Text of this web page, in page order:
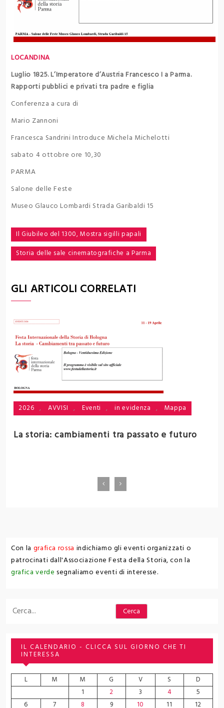
LOCANDINA
Luglio 1825. L’Imperatore d’Austria Francesco I a Parma.
Rapporti pubblici e privati tra padre e figlia
Conferenza a cura di
Mario Zannoni
Francesca Sandrini Introduce Michela Michelotti
sabato 4 ottobre ore 10,30
PARMA
Salone delle Feste
Museo Glauco Lombardi Strada Garibaldi 15
Navigazione
articoli
Il Giubileo del 1300, Mostra sigilli papali
Storia delle sale cinematografiche a Parma
GLI ARTICOLI CORRELATI
2026 , AVVISI , Eventi , in evidenza , Mappa
La storia: cambiamenti tra passato e futuro
Con la grafica rossa indichiamo gli eventi organizzati o
patrocinati dall'Associazione Festa della Storia, con la
grafica verde segnaliamo eventi di interesse.
Cerca Cerca
IL CALENDARIO - CLICCA SUL GIORNO CHE TI
INTERESSA
L M M G V S
D
1
2 3 4
5
6
7 8 9 10 11 12